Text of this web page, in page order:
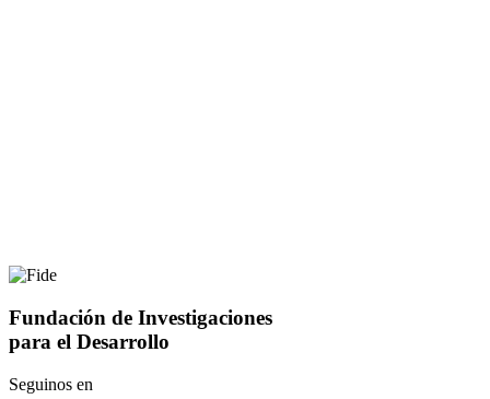
Fundación de Investigaciones
para el Desarrollo
Seguinos en